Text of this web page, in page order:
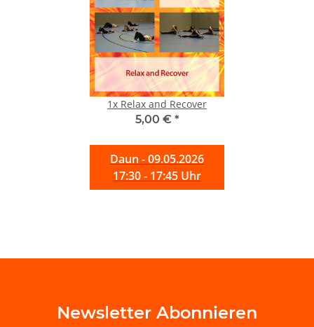
1x Relax and Recover
5,00 € *
Daun - 09.05.2026
17:30 - 17:45 Uhr
Newsletter Abonnieren